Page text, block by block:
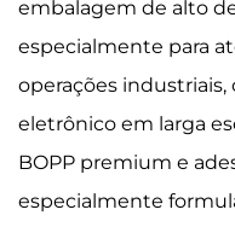
embalagem de alto
especialmente para
operações
eletrônico em larga
BOPP premium e
especialmente